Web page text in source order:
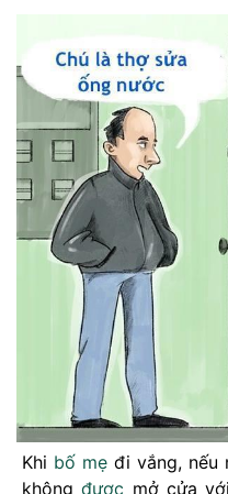
Khi bố mẹ đi vắng, nếu
khôngđược mở cửa